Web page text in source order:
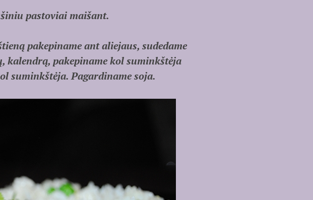
pastoviai maišant.
pakepiname ant aliejaus, sudedame
kalendrą, pakepiname kol suminkštėja
suminkštėja. Pagardiname soja.